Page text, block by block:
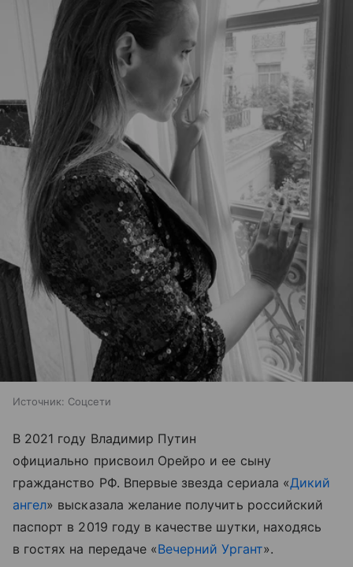
Источник: Соцсети
В 2021 году Владимир Путин
официально присвоил Орейро и ее сыну
гражданство РФ. Впервые звезда сериала «Дикий
ангел» высказала желание получить российский
паспорт в 2019 году в качестве шутки, находясь
в гостях на передаче «Вечерний Ургант».